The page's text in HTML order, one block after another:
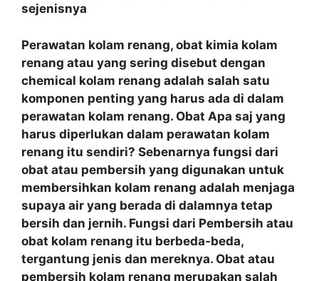
sejenisnya
Perawatan kolam renang, obat kimia kolam
renang atau yang sering disebut dengan
chemical kolam renang adalah salah satu
komponen penting yang harus ada di dalam
perawatan kolam renang. Obat Apa saj yang
harus diperlukan dalam perawatan kolam
renang itu sendiri? Sebenarnya fungsi dari
obat atau pembersih yang digunakan untuk
membersihkan kolam renang adalah menjaga
supaya air yang berada di dalamnya tetap
bersih dan jernih. Fungsi dari Pembersih atau
obat kolam renang itu berbeda-beda,
tergantung jenis dan mereknya. Obat atau
pembersih kolam renang merupakan salah